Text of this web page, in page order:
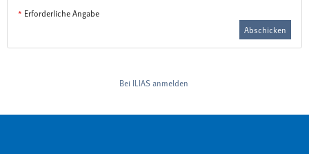
* Erforderliche Angabe
Abschicken
Bei ILIAS anmelden